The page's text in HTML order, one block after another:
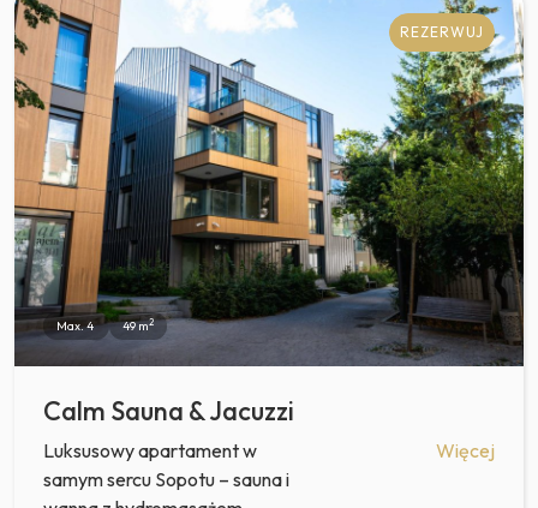
Max. 4 49 m2
REZERWUJ
Calm Sauna & Jacuzzi
Luksusowy apartament w
samym sercu Sopotu – sauna i
Więcej